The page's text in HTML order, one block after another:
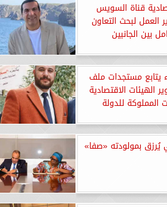
قناة السويس
العمل لبحث التعاون
بين الجانبين
يتابع مستجدات ملف
الهيئات الاقتصادية
المملوكة للدولة
بمولودته «صفا»